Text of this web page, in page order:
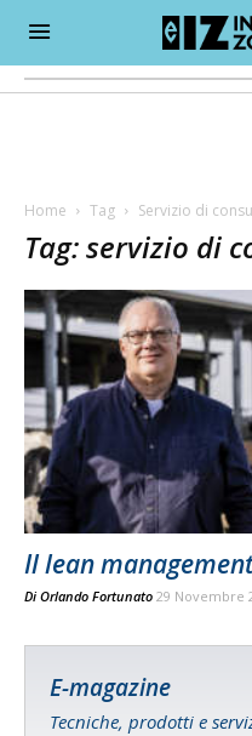
Home Tag Servizio di
Tag: servizio di
Il lean
Di Orlando Fortunato 29 Novembre
E-magazine
Tecniche, prodotti e